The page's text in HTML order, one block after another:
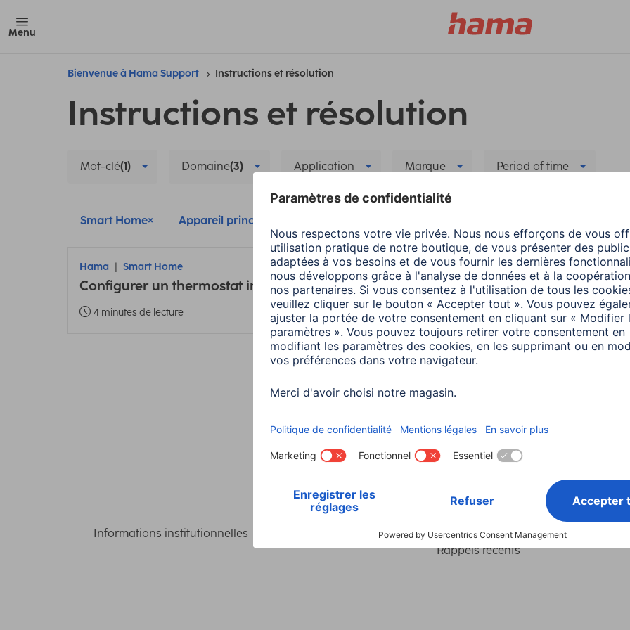
Menu
Bienvenue à Hama Support Instructions et résolution
Instructions et résolution
Mot-clé(1) Domaine(3) Application Marque Period of time
Smart Home Appareil principal et secondaire
Hama Smart Home
Configurer un thermostat intelligent : Instructions
4 minutes de lecture
Choisissez un pays
Informations institutionnelles Confidentialité et Securité Conditions de garantie
Déclarations
Rappels récents